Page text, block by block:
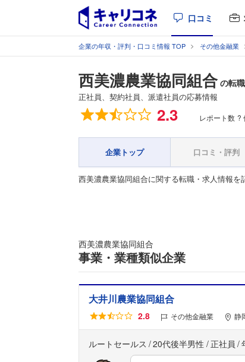
口コミ
企業の年収・評判・口コミ情報 TOP その他金融業
西美濃農業協同組合 の転
正社員、契約社員、派遣社員の応募情報
総合評価 2.3 レポート数 ?
企業トップ 口コミ・評判
西美濃農業協同組合に関する転職・求人情報
西美濃農業協同組合
事業・業種類似企業
大井川農業協同組合
2.8 その他金融業 静
ルートセールス 20代後半男性 正社員